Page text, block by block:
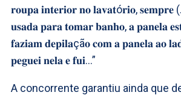
𝐫𝐨𝐮𝐩𝐚 𝐢𝐧𝐭𝐞𝐫𝐢𝐨𝐫 𝐧𝐨 𝐥𝐚𝐯𝐚𝐭ó𝐫𝐢𝐨, 𝐬𝐞𝐦𝐩𝐫𝐞
𝐮𝐬𝐚𝐝𝐚 𝐩𝐚𝐫𝐚 𝐭𝐨𝐦𝐚𝐫 𝐛𝐚𝐧𝐡𝐨, 𝐚 𝐩𝐚𝐧𝐞𝐥𝐚
𝐟𝐚𝐳𝐢𝐚𝐦 𝐝𝐞𝐩𝐢𝐥𝐚çã𝐨 𝐜𝐨𝐦 𝐚 𝐩𝐚𝐧𝐞𝐥𝐚 𝐚𝐨
𝐩𝐞𝐠𝐮𝐞𝐢 𝐧𝐞𝐥𝐚 𝐞 𝐟𝐮𝐢…”
A concorrente garantiu ainda que